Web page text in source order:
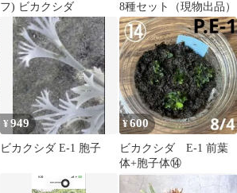
フ) ビカクシダ
8種セット（現物出品）
¥949
ビカクシダ E-1 胞子
¥600
ビカクシダ E-1 前葉
体+胞子体⑭